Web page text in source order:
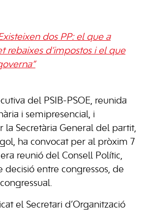
dos PP: el que a
rebaixes d’impostos i el que
del PSIB-PSOE, reunida
i semipresencial, i
la Secretària General del partit,
ha convocat per al pròxim 7
reunió del Consell Polític,
decisió entre congressos, de
el Secretari d’Organització